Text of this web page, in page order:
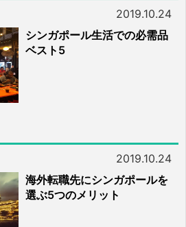
2019.10.24
シンガポール生活での必需品
ベスト5
2019.10.24
海外転職先にシンガポールを
選ぶ5つのメリット